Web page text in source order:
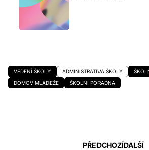
VEDENÍ ŠKOLY ADMINISTRATIVA ŠKOLY
DOMOV MLÁDEŽE
ŠKOLNÍ PORADNA
PŘEDCHOZÍDALŠÍ